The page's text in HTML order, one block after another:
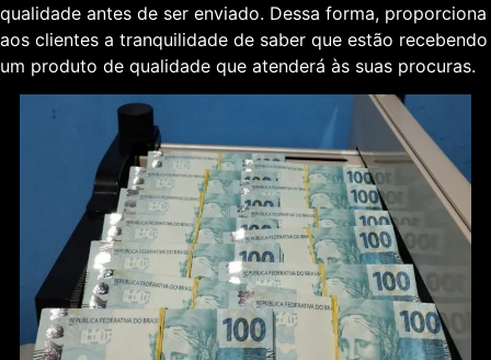
qualidade antes de ser enviado. Dessa forma, proporciona
aos clientes a tranquilidade de saber que estão recebendo
um produto de qualidade que atenderá às suas procuras.